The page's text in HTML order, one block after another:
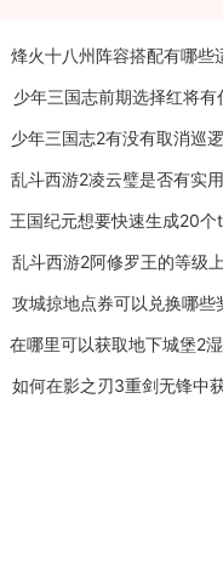
少年三国志前期选择红将有
少年三国志2有没有取消巡
乱斗西游2凌云璧是否有实
乱斗西游2阿修罗王的等级
攻城掠地点券可以兑换哪些
在哪里可以获取地下城堡2